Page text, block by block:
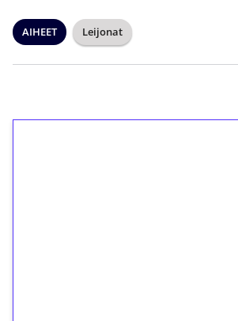
AIHEET Leijonat